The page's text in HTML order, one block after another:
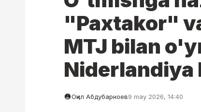
"Paxtakor"
MTJ bilan
Niderlandiya
Оқил Абдубарноев9 may 2026, 14:40